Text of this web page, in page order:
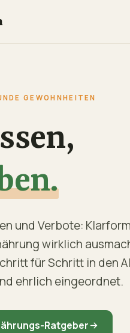
GEWOHNHEITEN
und Verbote:
wirklich
für Schritt in den
ehrlich eingeordnet.
Ratgeber